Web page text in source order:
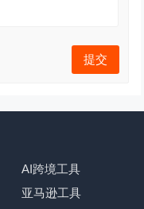
AI跨境工具
亚马逊工具